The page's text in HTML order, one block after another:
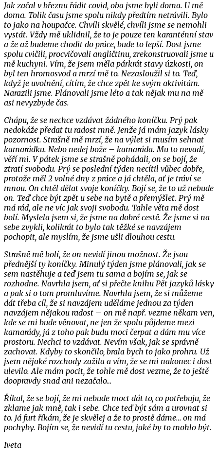
Jak začal v březnu řádit covid, oba jsme byli doma. U mě
doma. Tolik času jsme spolu nikdy předtím netrávili. Bylo
to jako na houpačce. Chvíli skvělé, chvíli jsme se nemohli
vystát. Vždy mě uklidnil, že to je pouze ten karanténní stav
a že až budeme chodit do práce, bude to lepší. Dost jsme
spolu cvičili, procvičovali angličtinu, zrekonstruovali jsme u
mě kuchyni. Vím, že jsem měla párkrát stavy úzkosti, on
byl ten hromosvod a mrzí mě to. Nezasloužil si to. Teď,
když je uvolnění, cítím, že chce zpět ke svým aktivitám.
Narazili jsme. Plánovali jsme léto a tak nějak mu na mě
asi nevyzbyde čas.
Chápu, že se nechce vzdávat žádného koníčku. Prý pak
nedokáže předat tu radost mně. Jenže já mám jazyk lásky
pozornost. Strašně mě mrzí, že na výlet si musím sehnat
kamarádku. Nebo nedej bože – kamaráda. Mu to nevadí,
věří mi. V pátek jsme se strašně pohádali, on se bojí, že
ztratí svobodu. Prý se poslední týden necítil vůbec dobře,
protože měl 2 volné dny z práce a já chtěla, ať je tráví se
mnou. On chtěl dělat svoje koníčky. Bojí se, že to už nebude
on. Teď chce být zpět u sebe na bytě a přemýšlet. Prý mě
má rád, ale ne víc jak svoji svobodu. Tahle věta mě dost
bolí. Myslela jsem si, že jsme na dobré cestě. Že jsme si na
sebe zvykli, kolikrát to bylo tak těžké se navzájem
pochopit, ale myslím, že jsme ušli dlouhou cestu.
Strašně mě bolí, že on nevidí jinou možnost. Že jsou
přednější ty koníčky. Minulý týden jsme plánovali, jak se
sem nastěhuje a teď jsem tu sama a bojím se, jak se
rozhodne. Navrhla jsem, ať si přečte knihu Pět jazyků lásky
a pak si o tom promluvíme. Navrhla jsem, že si můžeme
dát třeba cíl, že si navzájem uděláme jednou za týden
navzájem nějakou radost – on mě např. vezme někam ven,
kde se mi bude věnovat, ne jen že spolu půjdeme mezi
kamarády, já z toho pak budu moci čerpat a dám mu více
prostoru. Nechci to vzdávat. Nevím však, jak se správně
zachovat. Kdyby to skončilo, brala bych to jako prohru. Už
jsem nějaké rozchody zažila a vím, že se mi nakonec i dost
ulevilo. Ale mám pocit, že tohle mě dost vezme, že to ještě
doopravdy snad ani nezačalo…
Říkal, že se bojí, že mi nebude moct dát to, co potřebuju, že
zklame jak mně, tak i sebe. Chce teď být sám a urovnat si
to. Já furt říkám, že je skvělej a že to prostě dáme… on má
pochyby. Bojím se, že nevidí tu cestu, jaké by to mohlo být.
Iveta